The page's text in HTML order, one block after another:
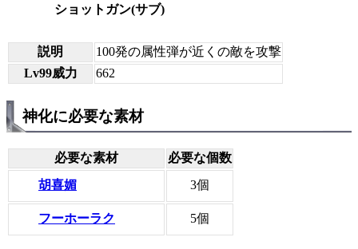
ショットガン(サブ)
説明
100発の属性弾が近くの敵を攻撃
Lv99威力
662
神化に必要な素材
必要な素材
必要な個数
胡喜媚
3個
フーホーラク 5個